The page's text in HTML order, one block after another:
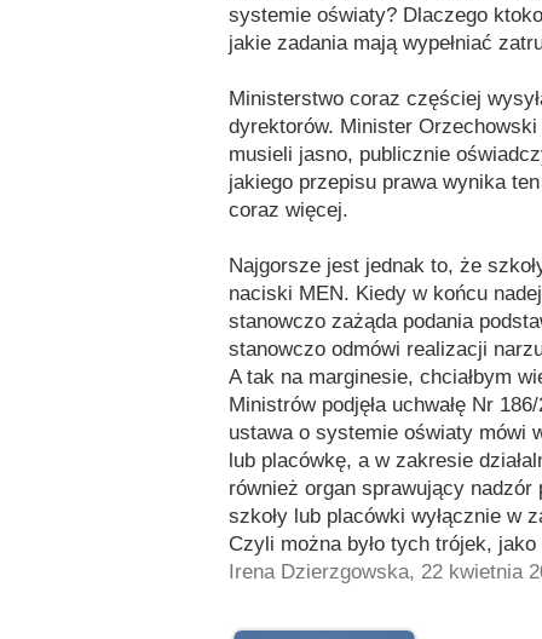
systemie oświaty? Dlaczego
jakie zadania mają wypełniać
Ministerstwo coraz częściej
dyrektorów. Minister Orzechowski
musieli jasno, publicznie
jakiego przepisu prawa wynika
coraz więcej.
Najgorsze jest jednak to, że
naciski MEN. Kiedy w końcu
stanowczo zażąda podania
stanowczo odmówi realizacji
A tak na marginesie, chciałbym
Ministrów podjęła uchwałę Nr
ustawa o systemie oświaty mówi
lub placówkę, a w zakresie
również organ sprawujący nadzór
szkoły lub placówki wyłącznie w
Czyli można było tych trójek,
Irena Dzierzgowska, 22 kwietnia